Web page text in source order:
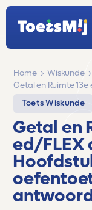
Home Wiskunde
Getal en Ruimte 13e
Toets Wiskunde
Getal en
ed/FLEX